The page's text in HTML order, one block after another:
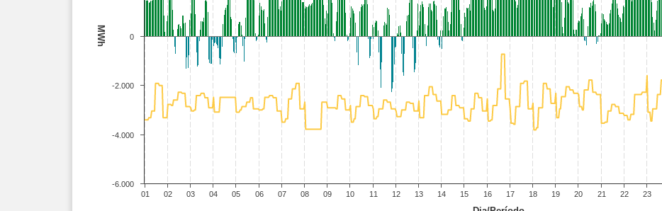
MWh
01 02 03 04 05 06 07 08 09 10 11 12 13 14 15 16 17 18 19 20 21 22 23
-6.000
-4.000
-2.000
0